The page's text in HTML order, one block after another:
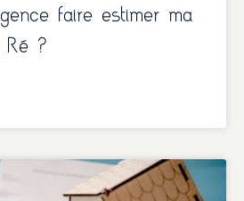
faire estimer ma
?